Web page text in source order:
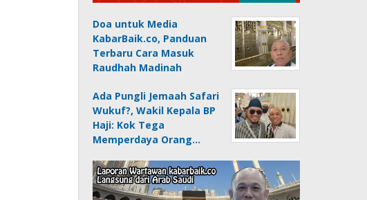
Doa untuk Media
KabarBaik.co, Panduan
Terbaru Cara Masuk
Raudhah Madinah
Ada Pungli Jemaah Safari
Wukuf?, Wakil Kepala BP
Haji: Kok Tega
Memperdaya Orang…